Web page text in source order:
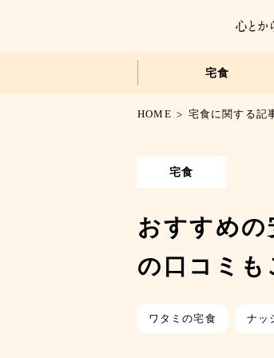
宅食
HOME 宅食に関する記
宅食
おすすめ
の口コミも
ワタミの宅食 ナッ